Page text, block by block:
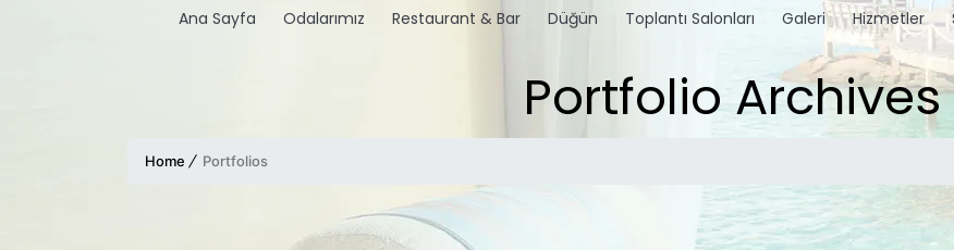
Ana Sayfa Odalarımız Restaurant & Bar Düğün Toplantı Salonları Galeri Hizmetler
Portfolio Archives
Home Portfolios